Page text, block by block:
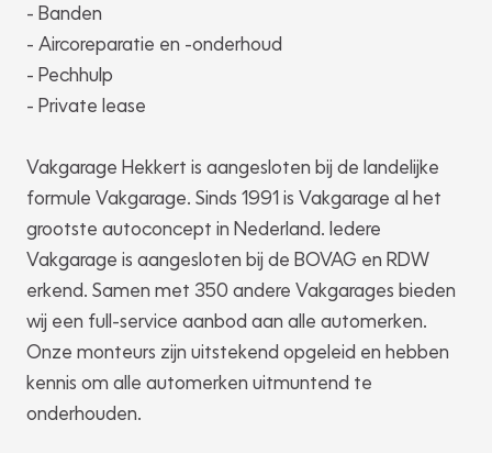
- Banden
- Aircoreparatie en -onderhoud
- Pechhulp
- Private lease
Vakgarage Hekkert is aangesloten bij de landelijke
formule Vakgarage. Sinds 1991 is Vakgarage al het
grootste autoconcept in Nederland. Iedere
Vakgarage is aangesloten bij de BOVAG en RDW
erkend. Samen met 350 andere Vakgarages bieden
wij een full-service aanbod aan alle automerken.
Onze monteurs zijn uitstekend opgeleid en hebben
kennis om alle automerken uitmuntend te
onderhouden.